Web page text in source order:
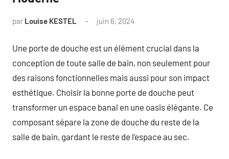
par Louise KESTEL juin 6, 2024
Une porte de douche est un élément crucial dans la
conception de toute salle de bain, non seulement pour
des raisons fonctionnelles mais aussi pour son impact
esthétique. Choisir la bonne porte de douche peut
transformer un espace banal en une oasis élégante. Ce
composant sépare la zone de douche du reste de la
salle de bain, gardant le reste de l’espace au sec.